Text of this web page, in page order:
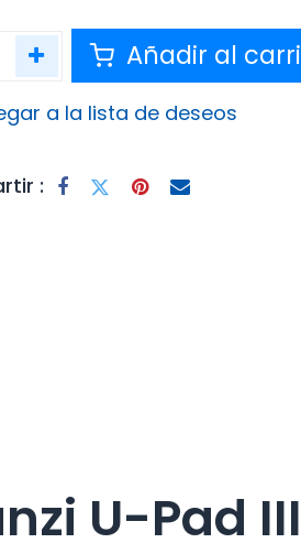
Añadir al
a la lista de deseos
:
U-Pad